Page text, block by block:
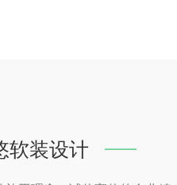
软装设计